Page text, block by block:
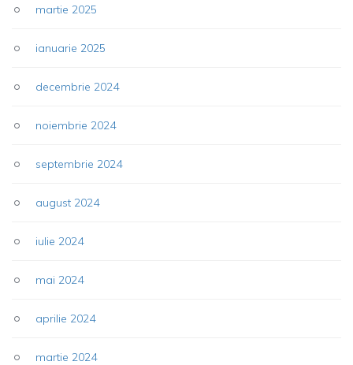
martie 2025
ianuarie 2025
decembrie 2024
noiembrie 2024
septembrie 2024
august 2024
iulie 2024
mai 2024
aprilie 2024
martie 2024